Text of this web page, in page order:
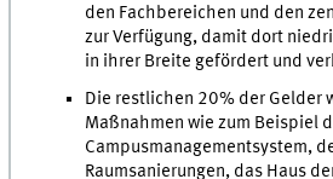
den Fachbereichen und den
zur Verfügung, damit dort
in ihrer Breite gefördert und
Die restlichen 20% der Gelder
Maßnahmen wie zum Beispiel
Campusmanagementsystem,
Raumsanierungen, das Haus